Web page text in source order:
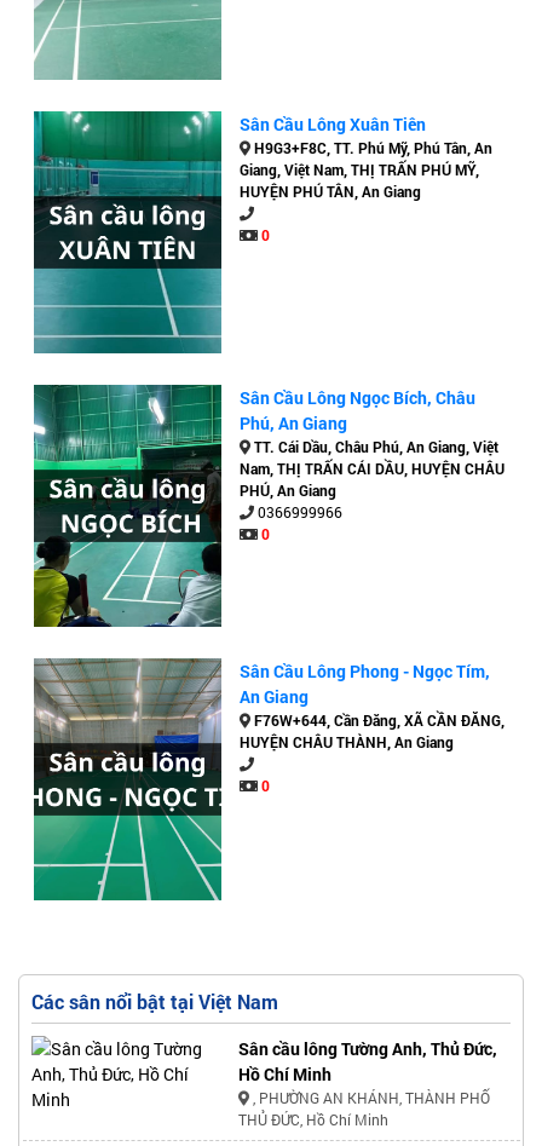
Sân Cầu Lông Xuân Tiên
H9G3+F8C, TT. Phú Mỹ, Phú Tân, An
Giang, Việt Nam, THỊ TRẤN PHÚ MỸ,
HUYỆN PHÚ TÂN, An Giang
0
Sân Cầu Lông Ngọc Bích, Châu
Phú, An Giang
TT. Cái Dầu, Châu Phú, An Giang, Việt
Nam, THỊ TRẤN CÁI DẦU, HUYỆN CHÂU
PHÚ, An Giang
0366999966
0
Sân Cầu Lông Phong - Ngọc Tím,
An Giang
F76W+644, Cần Đăng, XÃ CẦN ĐĂNG,
HUYỆN CHÂU THÀNH, An Giang
0
Các sân nổi bật tại Việt Nam
Sân cầu lông Tường Anh, Thủ Đức,
Hồ Chí Minh
, PHƯỜNG AN KHÁNH, THÀNH PHỐ
THỦ ĐỨC, Hồ Chí Minh